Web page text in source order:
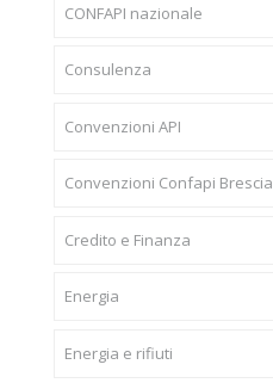
CONFAPI nazionale
Consulenza
Convenzioni API
Convenzioni Confapi Brescia
Credito e Finanza
Energia
Energia e rifiuti